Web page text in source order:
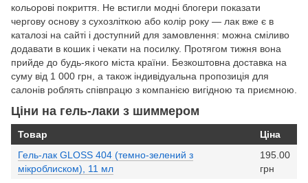
кольорові покриття. Не встигли модні блогери показати
чергову основу з сухозліткою або колір року — лак вже є в
каталозі на сайті і доступний для замовлення: можна сміливо
додавати в кошик і чекати на посилку. Протягом тижня вона
прийде до будь-якого міста країни. Безкоштовна доставка на
суму від 1 000 грн, а також індивідуальна пропозиція для
салонів роблять співпрацю з компанією вигідною та приємною.
Ціни на гель-лаки з шиммером
Товар
Ціна
Гель-лак GLOSS 404 (темно-зелений з
мікроблиском), 11 мл
195.00
грн